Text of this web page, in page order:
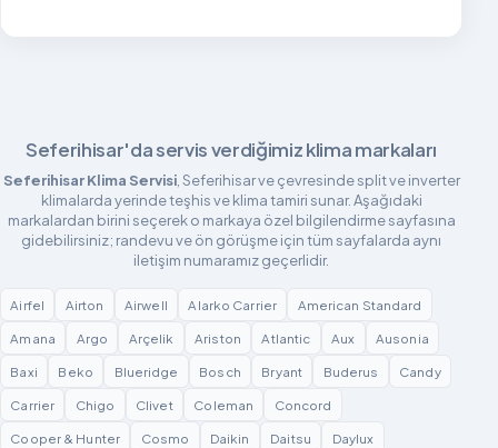
Seferihisar'da servis verdiğimiz klima markaları
Seferihisar Klima Servisi, Seferihisar ve çevresinde split ve inverter
klimalarda yerinde teşhis ve klima tamiri sunar. Aşağıdaki
markalardan birini seçerek o markaya özel bilgilendirme sayfasına
gidebilirsiniz; randevu ve ön görüşme için tüm sayfalarda aynı
iletişim numaramız geçerlidir.
Airfel Airton Airwell Alarko Carrier
American Standard
Amana
Argo Arçelik Ariston Atlantic Aux
Ausonia
Baxi
Beko Blueridge Bosch Bryant Buderus
Candy
Carrier
Chigo Clivet Coleman
Concord
Cooper & Hunter
Cosmo Daikin Daitsu
Daylux